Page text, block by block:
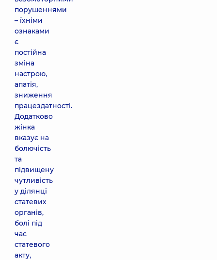
порушеннями
– їхніми
ознаками
є
постійна
зміна
настрою,
апатія,
зниження
працездатності.
Додатково
жінка
вказує на
болючість
та
підвищену
чутливість
у ділянці
статевих
органів,
болі під
час
статевого
акту,